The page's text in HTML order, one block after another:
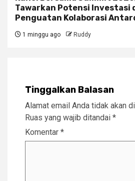
Tawarkan Potensi Investasi
Penguatan Kolaborasi
1 minggu ago Ruddy
Tinggalkan Balasan
Alamat email Anda tidak akan
Ruas yang wajib ditandai *
Komentar *